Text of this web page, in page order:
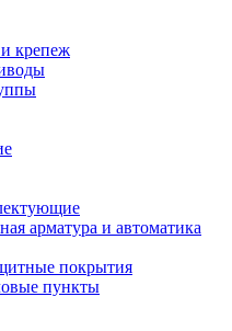
крепеж
арматура и автоматика
покрытия
пункты